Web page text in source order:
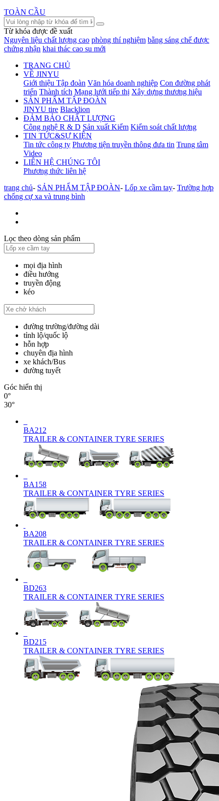
TOÀN CẦU
Từ khóa được đề xuất
Nguyên liệu chất lượng cao phòng thí nghiệm bằng sáng chế được
chứng nhận khai thác cao su mới
TRANG CHỦ
VỀ JINYU
Giới thiệu Tập đoàn Văn hóa doanh nghiệp Con đường phát
triển Thành tích Mạng lưới tiếp thị Xây dựng thương hiệu
SẢN PHẨM TẬP ĐOÀN
JINYU tire Blacklion
ĐẢM BẢO CHẤT LƯỢNG
Công nghệ R & D Sản xuất Kiểm Kiểm soát chất lượng
TIN TỨC&SỰ KIỆN
Tin tức công ty Phương tiện truyền thông đưa tin Trung tâm
Video
LIÊN HỆ CHÚNG TÔI
Phương thức liên hệ
trang chủ- SẢN PHẨM TẬP ĐOÀN- Lốp xe cầm tay- Trường hợp
chống cự xa và trung bình
Lọc theo dòng sản phẩm
mọi địa hình
điều hướng
truyền động
kéo
đường trường/đường dài
tỉnh lộ/quốc lộ
hỗn hợp
chuyên địa hình
xe khách/Bus
đường tuyết
Góc hiển thị
0°
30°
BA212
TRAILER & CONTAINER TYRE SERIES
BA158
TRAILER & CONTAINER TYRE SERIES
BA208
TRAILER & CONTAINER TYRE SERIES
BD263
TRAILER & CONTAINER TYRE SERIES
BD215
TRAILER & CONTAINER TYRE SERIES